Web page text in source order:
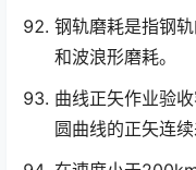
钢轨磨耗是指钢轨
和波浪形磨耗。
曲线正矢作业验
圆曲线的正矢连续